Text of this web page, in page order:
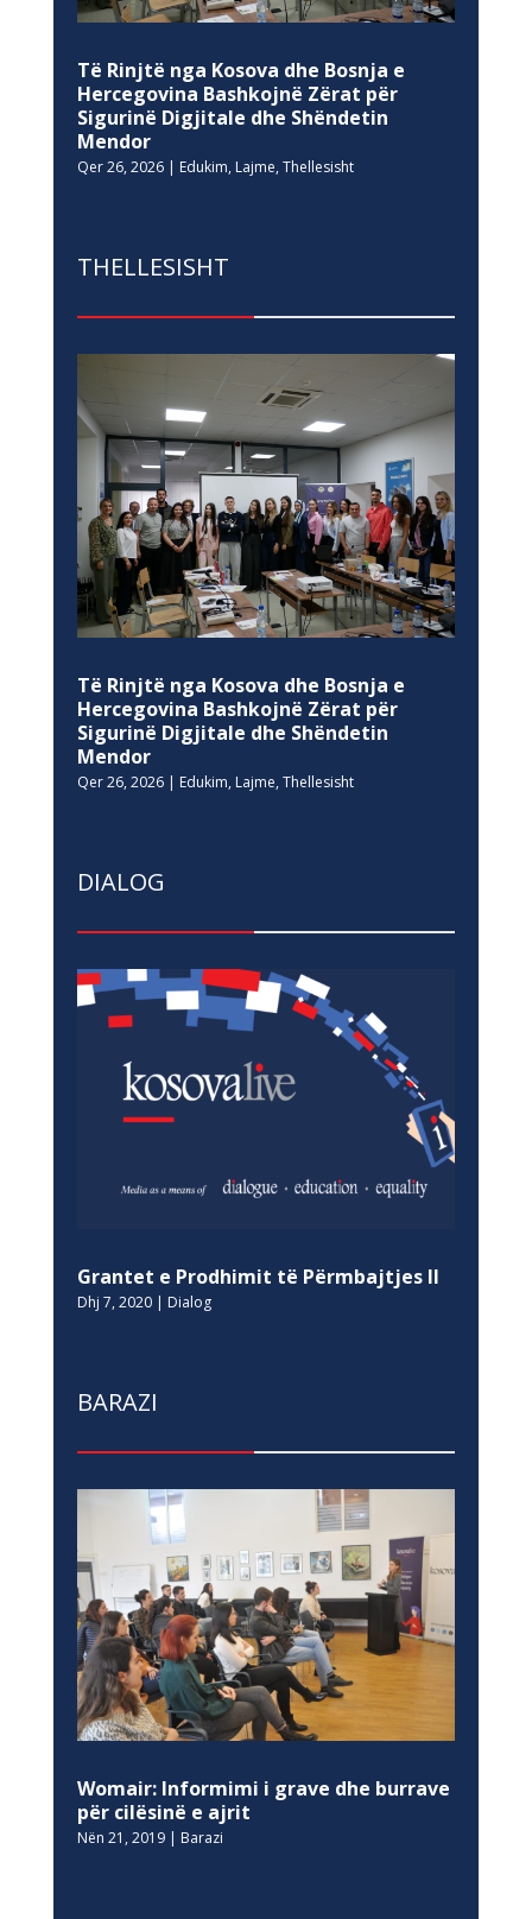
Të Rinjtë nga Kosova dhe Bosnja e
Hercegovina Bashkojnë Zërat për
Sigurinë Digjitale dhe Shëndetin
Mendor
Qer 26, 2026| Edukim, Lajme, Thellesisht
THELLESISHT
Të Rinjtë nga Kosova dhe Bosnja e
Hercegovina Bashkojnë Zërat për
Sigurinë Digjitale dhe Shëndetin
Mendor
Qer 26, 2026| Edukim, Lajme, Thellesisht
DIALOG
Grantet e Prodhimit të Përmbajtjes II
Dhj 7, 2020| Dialog
BARAZI
Womair: Informimi i grave dhe burrave
për cilësinë e ajrit
Nën 21, 2019| Barazi